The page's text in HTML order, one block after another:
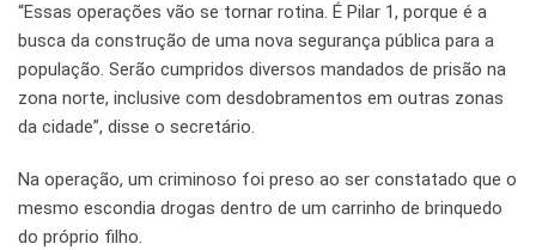
“Essas operações vão se tornar rotina. É Pilar 1, porque é a
busca da construção de uma nova segurança pública para a
população. Serão cumpridos diversos mandados de prisão na
zona norte, inclusive com desdobramentos em outras zonas
da cidade”, disse o secretário.
Na operação, um criminoso foi preso ao ser constatado que o
mesmo escondia drogas dentro de um carrinho de brinquedo
do próprio filho.